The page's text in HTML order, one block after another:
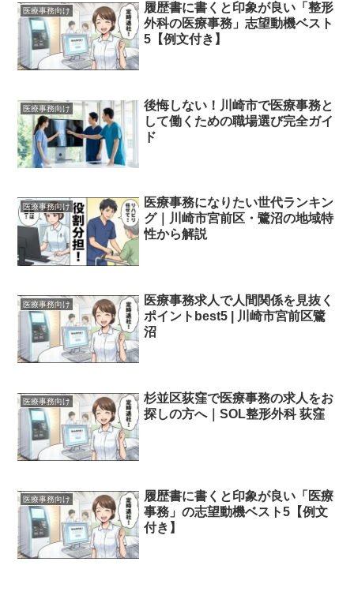
医療事務向け
履歴書に書くと印象が良い「整形
外科の医療事務」志望動機ベスト
5【例文付き】
医療事務向け
後悔しない！川崎市で医療事務と
して働くための職場選び完全ガイ
ド
医療事務向け
医療事務になりたい世代ランキン
グ｜川崎市宮前区・鷺沼の地域特
性から解説
医療事務向け
医療事務求人で人間関係を見抜く
ポイントbest5 | 川崎市宮前区鷺
沼
医療事務向け
杉並区荻窪で医療事務の求人をお
探しの方へ｜SOL整形外科 荻窪
医療事務向け
履歴書に書くと印象が良い「医療
事務」の志望動機ベスト5【例文
付き】